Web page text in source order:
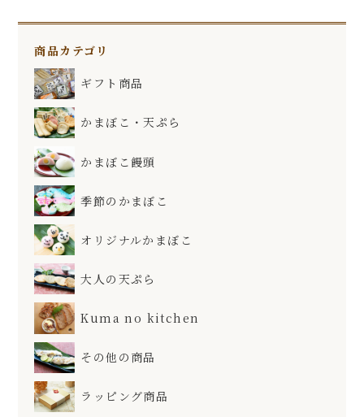
商品カテゴリ
ギフト商品
かまぼこ・天ぷら
かまぼこ饅頭
季節のかまぼこ
オリジナルかまぼこ
大人の天ぷら
Kuma no kitchen
その他の商品
ラッピング商品